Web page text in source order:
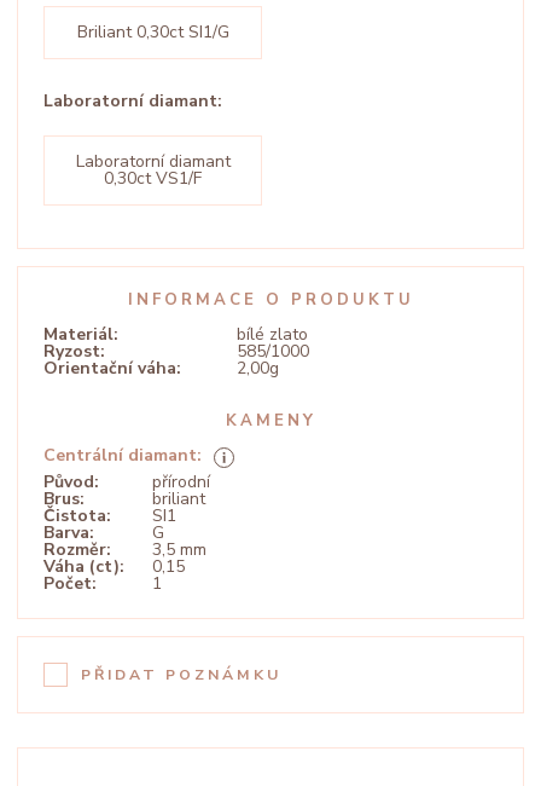
Briliant 0,30ct SI1/G
Laboratorní diamant:
Laboratorní diamant
0,30ct VS1/F
INFORMACE O PRODUKTU
Materiál: bílé zlato
Ryzost: 585/1000
Orientační váha: 2,00g
KAMENY
Centrální diamant:
Původ:
přírodní
Brus: briliant
Čistota: SI1
Barva: G
Rozměr: 3,5 mm
Váha (ct): 0,15
Počet: 1
PŘIDAT POZNÁMKU